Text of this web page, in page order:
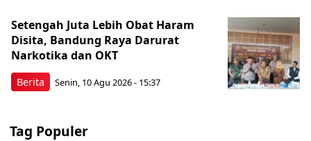
Berita
Setengah Juta Lebih Obat Haram
Disita, Bandung Raya Darurat
Narkotika dan OKT
Senin, 10 Agu 2026 - 15:37
Tag Populer